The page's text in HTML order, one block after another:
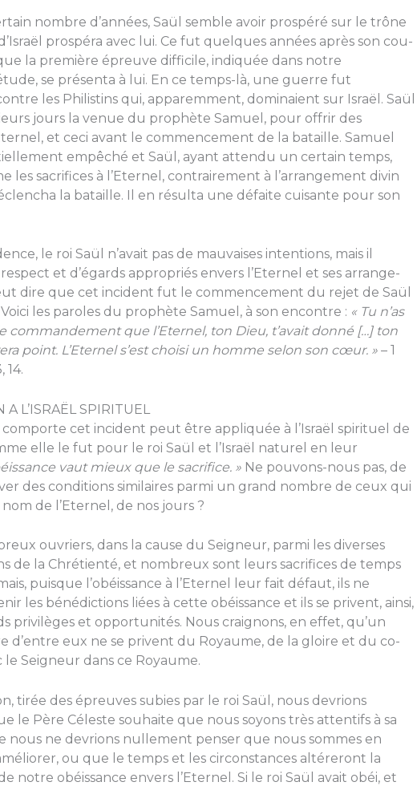
nombre d’années, Saül semble avoir prospéré sur le trône
pros­péra avec lui. Ce fut quelques années après son cou­
la première épreuve difficile, indiquée dans notre
se présenta à lui. En ce temps-là, une guerre fut
les Philis­tins qui, apparemment, dominaient sur Israël. Saül
jours la venue du prophète Samuel, pour offrir des
et ceci avant le commencement de la bataille. Samuel
empêché et Saül, ayant attendu un certain temps,
les sacrifices à l’Eternel, contrai­rement à l’arrangement divin
la bataille. Il en résulta une défaite cuisante pour son
le roi Saül n’avait pas de mau­vaises intentions, mais il
et d’égards appropriés envers l’Eternel et ses arrange­
dire que cet incident fut le commence­ment du rejet de Saül
les paroles du prophète Samuel, à son encontre : « Tu n’as
commandement que l’Eternel, ton Dieu, t’avait donné […] ton
point. L’Eternel s’est choisi un homme selon son cœur. »– 1
14.
L’ISRAËL SPIRITUEL
cet incident peut être appli­quée à l’Israël spirituel de
elle le fut pour le roi Saül et l’Israël naturel en leur
vaut mieux que le sacrifice. »Ne pou­vons-nous pas, de
des conditions si­milaires parmi un grand nombre de ceux qui
de l’Eternel, de nos jours ?
ouvriers, dans la cause du Sei­gneur, parmi les diverses
de la Chré­tienté, et nombreux sont leurs sacrifices de temps
puisque l’obéissance à l’Eternel leur fait défaut, ils ne
les bénédictions liées à cette obéissance et ils se privent, ainsi,
privilèges et opportunités. Nous craignons, en effet, qu’un
d’entre eux ne se privent du Royaume, de la gloire et du co-
le Sei­gneur dans ce Royaume.
tirée des épreuves subies par le roi Saül, nous devrions
le Père Céleste souhaite que nous soyons très attentifs à sa
nous ne devrions nullement penser que nous sommes en
ou que le temps et les circonstances altéreront la
notre obéissance envers l’Eternel. Si le roi Saül avait obéi, et